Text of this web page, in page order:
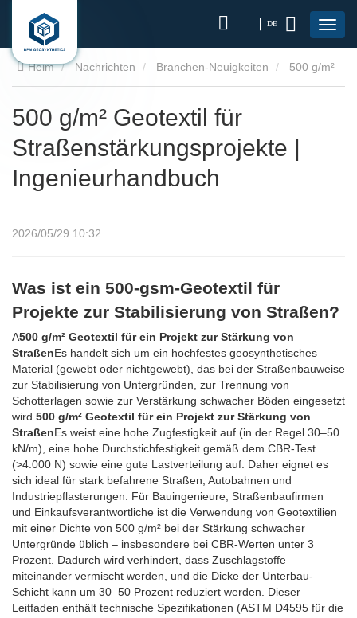
DE
Heim Nachrichten Branchen-Neuigkeiten
500 g/m² Geotextil für
Straßenstärkungsprojekte |
Ingenieurhandbuch
2026/05/29 10:32
Was ist ein 500-gsm-Geotextil für
Projekte zur Stabilisierung von Straßen?
A500 g/m² Geotextil für ein Projekt zur Stärkung von
StraßenEs handelt sich um ein hochfestes geosynthetisches
Material (gewebt oder nichtgewebt), das bei der Straßenbauweise
zur Stabilisierung von Untergründen, zur Trennung von
Schotterlagen sowie zur Verstärkung schwacher Böden eingesetzt
wird. 500 g/m² Geotextil für ein Projekt zur Stärkung von
StraßenEs weist eine hohe Zugfestigkeit auf (in der Regel 30–50
kN/m), eine hohe Durchstichfestigkeit gemäß dem CBR-Test
(>4.000 N) sowie eine gute Lastverteilung auf. Daher eignet es
sich ideal für stark befahrene Straßen, Autobahnen und
Industriepflasterungen. Für Bauingenieure, Straßenbaufirmen
und Einkaufsverantwortliche ist die Verwendung von Geotextilien
mit einer Dichte von 500 g/m² bei der Stärkung schwacher
Untergründe üblich – insbesondere bei CBR-Werten unter 3
Prozent. Dadurch wird verhindert, dass Zuschlagstoffe
miteinander vermischt werden, und die Dicke der Unterbau-
Schicht kann um 30–50 Prozent reduziert werden. Dieser
Leitfaden enthält technische Spezifikationen (ASTM D4595 für die